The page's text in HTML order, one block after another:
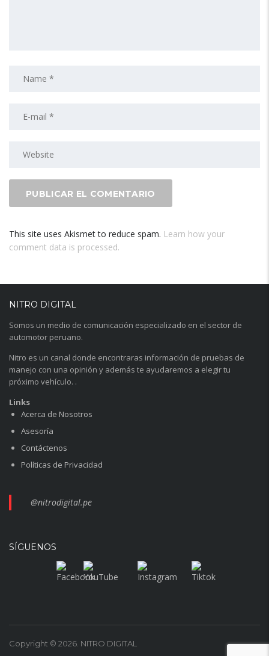
This site uses Akismet to reduce spam. Learn how your
comment data is processed.
NITRO DIGITAL
Somos un medio de comunicación especializado en el sector de
automotor peruano.
Nitro es un canal donde encontraras información de pruebas de
manejo con una opinión y además te ayudaremos a elegir tu
próximo vehículo. .
Links
Acerca de Nosotros
Asesoría
Contáctenos
Políticas de Privacidad
@nitrodigital.pe
SÍGUENOS
Copyright © 2026. NITRO DIGITAL